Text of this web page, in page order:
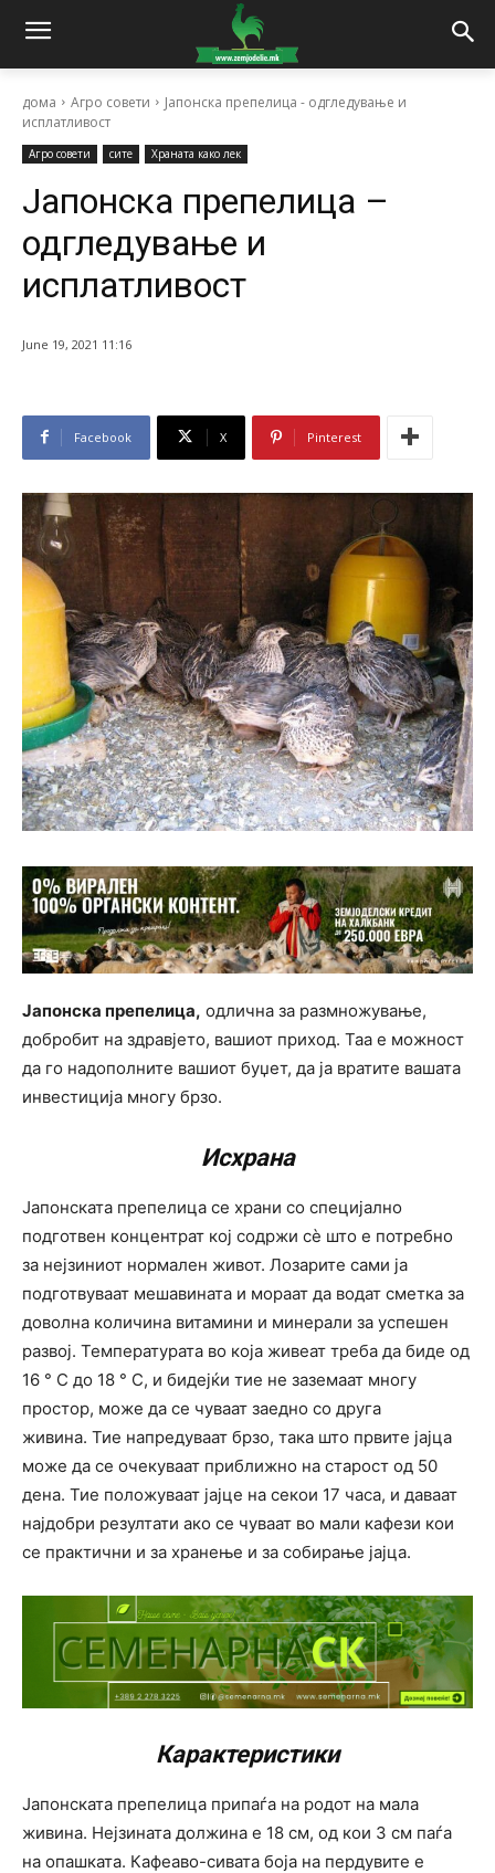
дома Агро совети
Јапонска препелица - одгледување и
исплатливост
Агро совети сите Храната како лек
Јапонска препелица –
одгледување и
исплатливост
June 19, 2021 11:16
Facebook X Pinterest
Јапонска препелица, одлична за размножување,
добробит на здравјето, вашиот приход. Таа е можност
да го надополните вашиот буџет, да ја вратите вашата
инвестиција многу брзо.
Исхрана
Јапонската препелица се храни со специјално
подготвен концентрат кој содржи сè што е потребно
за нејзиниот нормален живот. Лозарите сами ја
подготвуваат мешавината и мораат да водат сметка за
доволна количина витамини и минерали за успешен
развој. Температурата во која живеат треба да биде од
16 ° C до 18 ° C, и бидејќи тие не заземаат многу
простор, може да се чуваат заедно со друга
живина. Тие напредуваат брзо, така што првите јајца
може да се очекуваат приближно на старост од 50
дена. Тие положуваат јајце на секои 17 часа, и даваат
најдобри резултати ако се чуваат во мали кафези кои
се практични и за хранење и за собирање јајца.
Карактеристики
Јапонската препелица припаѓа на родот на мала
живина. Нејзината должина е 18 см, од кои 3 см паѓа
на опашката. Кафеаво-сивата боја на пердувите е